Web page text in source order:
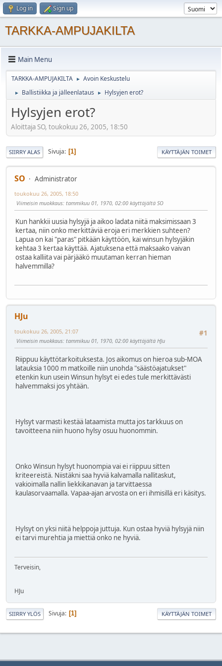
Log in Sign up
TARKKA-AMPUJAKILTA
Main Menu
TARKKA-AMPUJAKILTA ► Avoin Keskustelu
► Ballistiikka ja jälleenlataus ► Hylsyjen erot?
Hylsyjen erot?
Aloittaja SO, toukokuu 26, 2005, 18:50
SIIRRY ALAS Sivuja 1 KÄYTTÄJÄN TOIMET
SO Administrator
toukokuu 26, 2005, 18:50
Viimeisin muokkaus: tammikuu 01, 1970, 02:00 käyttäjältä SO
Kun hankkii uusia hylsyjä ja aikoo ladata niitä maksimissaan 3
kertaa, niin onko merkittäviä eroja eri merkkien suhteen?
Lapua on kai "paras" pitkään käyttöön, kai winsun hylsyjäkin
kehtaa 3 kertaa käyttää. Ajatuksena että maksaako vaivan
ostaa kalliita vai pärjääkö muutaman kerran hieman
halvemmilla?
HJu
#1
toukokuu 26, 2005, 21:07
Viimeisin muokkaus: tammikuu 01, 1970, 02:00 käyttäjältä HJu
Riippuu käyttötarkoituksesta. Jos aikomus on hieroa sub-MOA
latauksia 1000 m matkoille niin unohda "säästöajatukset"
etenkin kun usein Winsun hylsyt ei edes tule merkittävästi
halvemmaksi jos yhtään.
Hylsyt varmasti kestää lataamista mutta jos tarkkuus on
tavoitteena niin huono hylsy osuu huonommin.
Onko Winsun hylsyt huonompia vai ei riippuu sitten
kriteereistä. Niistäkni saa hyviä kalvamalla nallitaskut,
vakioimalla nallin liekkikanavan ja tarvittaessa
kaulasorvaamalla. Vapaa-ajan arvosta on eri ihmisillä eri käsitys.
Hylsyt on yksi niitä helppoja juttuja. Kun ostaa hyviä hylsyjä niin
ei tarvi murehtia ja miettiä onko ne hyviä.
Terveisin,
HJu
SIIRRY YLÖS Sivuja 1 KÄYTTÄJÄN TOIMET